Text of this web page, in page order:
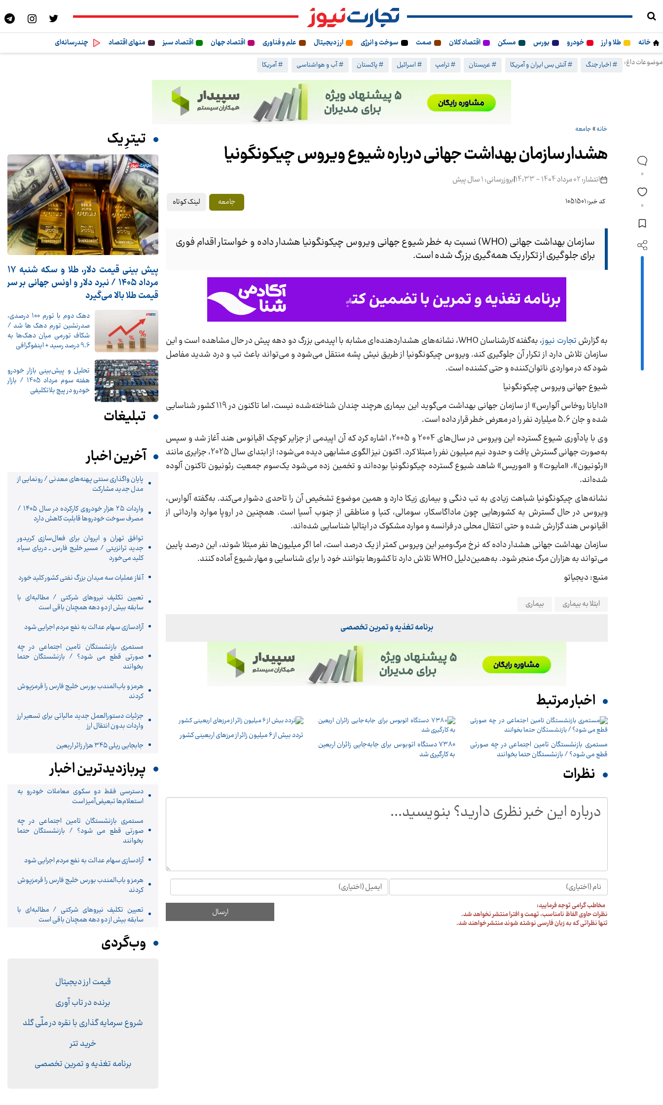
خانه طلا و ارز خودرو بورس مسکن اقتصاد کلان صمت سوخت و انرژی ارز دیجیتال علم و فناوری اقتصاد جهان اقتصاد سبز منهای اقتصاد
چندرسانه‌ای
موضوعات داغ:
# اخبار جنگ # آتش بس ایران و آمریکا # عربستان # ترامپ # اسرائیل # پاکستان # آب و هواشناسی # آمریکا
0
0
خانه» جامعه
هشدار سازمان بهداشت جهانی درباره شیوع ویروس چیکونگونیا
انتشار: 02 مرداد 1404 - 14:33 |بروزرسانی: 1 سال پیش
کد خبر: 1051501 جامعه لینک کوتاه
سازمان بهداشت جهانی (WHO) نسبت به خطر شیوع جهانی ویروس چیکونگونیا هشدار داده و خواستار اقدام فوری
برای جلوگیری از تکرار یک همه‌گیری بزرگ شده است.
به گزارشتجارت نیوز
، به‌گفته کارشناسان WHO، نشانه‌های هشداردهنده‌‎ای مشابه با اپیدمی بزرگ دو دهه پیش در حال مشاهده است و این
سازمان تلاش دارد از تکرار آن جلوگیری کند. ویروس چیکونگونیا از طریق نیش پشه منتقل می‌شود و می‌تواند باعث تب و درد شدید مفاصل
شود که در مواردی ناتوان‌کننده و حتی کشنده است.
شیوع جهانی ویروس چیکونگونیا
«دایانا روخاس آلوارس» از سازمان جهانی بهداشت می‌گوید این بیماری هرچند چندان شناخته‌شده نیست، اما تاکنون در 119 کشور شناسایی
شده و جان 5.6 میلیارد نفر را در معرض خطر قرار داده است.
وی با یادآوری شیوع گسترده این ویروس در سال‌های 2004 و 2005، اشاره کرد که آن اپیدمی از جزایر کوچک اقیانوس هند آغاز شد و سپس
به‌صورت جهانی گسترش یافت و حدود نیم میلیون نفر را مبتلا کرد. اکنون نیز الگوی مشابهی دیده می‌شود؛ از ابتدای سال 2025، جزایری مانند
«رئونیون»، «مایوت» و «موریس» شاهد شیوع گسترده چیکونگونیا بوده‌اند و تخمین زده می‌شود یک‌سوم جمعیت رئونیون تاکنون آلوده
شده‌اند.
نشانه‌های چیکونگونیا شباهت زیادی به تب دنگی و بیماری زیکا دارد و همین موضوع تشخیص آن را تاحدی دشوار می‌کند. به‌گفته آلوارس،
ویروس در حال گسترش به کشورهایی چون ماداگاسکار، سومالی، کنیا و مناطقی از جنوب آسیا است. همچنین در اروپا موارد وارداتی از
اقیانوس هند گزارش شده و حتی انتقال محلی در فرانسه و موارد مشکوک در ایتالیا شناسایی شده‌اند.
سازمان بهداشت جهانی هشدار داده که نرخ مرگ‌ومیر این ویروس کمتر از یک درصد است، اما اگر میلیون‌ها نفر مبتلا شوند، این درصد پایین
می‌تواند به هزاران مرگ منجر شود. به‌همین‌دلیل WHO تلاش دارد تا کشورها بتوانند خود را برای شناسایی و مهار شیوع آماده کنند.
منبع: دیجیاتو
ابتلا به بیماری بیماری
برنامه تغذیه و تمرین تخصصی
اخبار مرتبط
مستمری بازنشستگان تامین اجتماعی در چه صورتی
قطع می شود؟ / بازنشستگان حتما بخوانند
۷۳۸۰ دستگاه اتوبوس برای جابه‌جایی زائران اربعین
به‌ کارگیری شد
تردد بیش از ۶ میلیون زائر از مرزهای اربعینی کشور
نظرات
مخاطب گرامی توجه فرمایید:
نظرات حاوی الفاظ نامناسب، تهمت و افترا منتشر نخواهد شد.
تنها نظراتی که به زبان فارسی نوشته شوند منتشر خواهند شد.
تیترِ یک
پیش ‌بینی قیمت دلار، طلا و سکه شنبه ۱۷
مرداد ۱۴۰۵ / نبرد دلار و اونس جهانی بر سر
قیمت طلا بالا می‌گیرد
دهک دوم با تورم 100 درصدی،
صدرنشین تورم دهک ها شد /
شکاف تورمی میان دهک‌ها به
9.6 درصد رسید + اینفوگرافی
تحلیل و پیش‌بینی بازار خودرو
هفته سوم مرداد 1405 / بازار
خودرو در پیچ بلاتکلیفی
تبلیغات
آخرین اخبار
پایان واگذاری‌ سنتی پهنه‌های معدنی / رونمایی از
مدل جدید مشارکت
واردات ۲۵ هزار خودروی کارکرده در سال ۱۴۰۵ /
مصرف سوخت خودرو‌ها قابلیت کاهش دارد
توافق تهران و ایروان برای فعال‌سازی کریدور
جدید ترانزیتی / مسیر خلیج فارس ـ دریای سیاه
کلید می‌خورد
آغاز عملیات سه میدان بزرگ نفتی کشور کلید خورد
تعیین تکلیف نیروهای شرکتی / مطالبه‌ای با
سابقه بیش از دو دهه همچنان باقی است
آزادسازی سهام عدالت به نفع مردم اجرایی شود
مستمری بازنشستگان تامین اجتماعی در چه
صورتی قطع می شود؟ / بازنشستگان حتما
بخوانند
هرمز و باب‌المندب بورس خلیج فارس را قرمزپوش
کردند
جزئیات دستورالعمل جدید مالیاتی برای تسعیر ارز
واردات بدون انتقال ارز
جابجایی ریلی ۳۴۵ هزار زائر اربعین
پربازدیدترین اخبار
دسترسی فقط دو سکوی معاملات خودرو به
استعلام‌ها تبعیض‌آمیز است
مستمری بازنشستگان تامین اجتماعی در چه
صورتی قطع می شود؟ / بازنشستگان حتما
بخوانند
آزادسازی سهام عدالت به نفع مردم اجرایی شود
هرمز و باب‌المندب بورس خلیج فارس را قرمزپوش
کردند
تعیین تکلیف نیروهای شرکتی / مطالبه‌ای با
سابقه بیش از دو دهه همچنان باقی است
وب‌گردی
قیمت ارز دیجیتال
برنده در تاب آوری
شروع سرمایه گذاری با نقره در ملّی گلد
خرید تتر
برنامه تغذیه و تمرین تخصصی